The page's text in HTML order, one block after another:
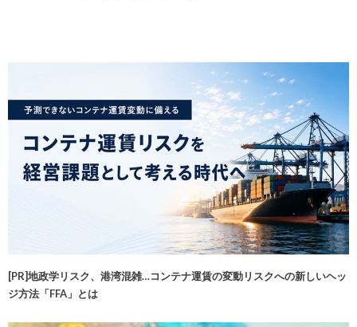
[PR]地政学リスク、港湾混雑…コンテナ運賃の変動リスクへの新しいヘッ
ジ方法「FFA」とは